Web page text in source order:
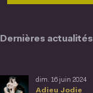
Dernières actualités
Adieu Jodie
dim. 16 juin 2024